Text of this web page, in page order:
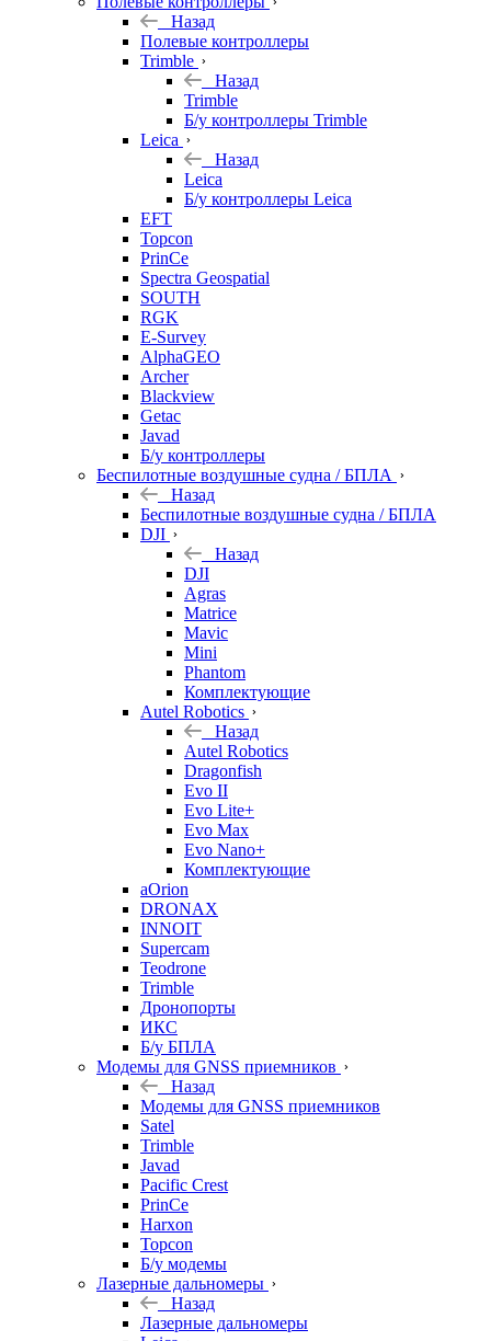
Назад
Полевые контроллеры
Trimble
Назад
Trimble
Б/у контроллеры Trimble
Leica
Назад
Leica
Б/у контроллеры Leica
EFT
Topcon
PrinCe
Spectra Geospatial
SOUTH
RGK
E-Survey
AlphaGEO
Archer
Blackview
Getac
Javad
Б/у контроллеры
Беспилотные воздушные судна / БПЛА
Назад
Беспилотные воздушные судна / БПЛА
DJI
Назад
DJI
Agras
Matrice
Mavic
Mini
Phantom
Комплектующие
Autel Robotics
Назад
Autel Robotics
Dragonfish
Evo II
Evo Lite+
Evo Max
Evo Nano+
Комплектующие
aOrion
DRONAX
INNOIT
Supercam
Teodrone
Trimble
Дронопорты
ИКС
Б/у БПЛА
Модемы для GNSS приемников
Назад
Модемы для GNSS приемников
Satel
Trimble
Javad
Pacific Crest
PrinCe
Harxon
Topcon
Б/у модемы
Лазерные дальномеры
Назад
Лазерные дальномеры